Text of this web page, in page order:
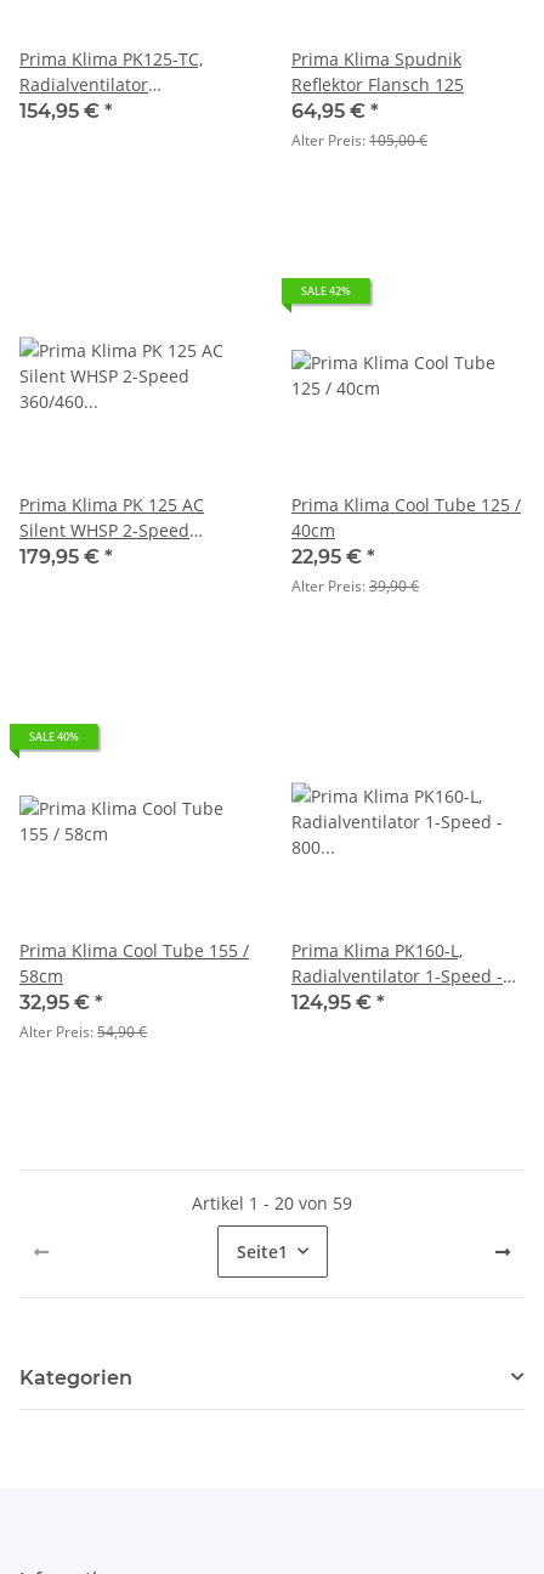
Prima Klima PK125-TC,
Radialventilator
Temp./Drehzahl 400 m³, FL
154,95 € *
Prima Klima Spudnik
Reflektor Flansch 125
64,95 € *
Alter Preis:105,00 €
Prima Klima PK 125 AC
Silent WHSP 2-Speed
360/460 m³, FL: 125
179,95 € *
SALE 42%
Prima Klima Cool Tube 125 /
40cm
22,95 € *
Alter Preis:39,90 €
SALE 40%
Prima Klima Cool Tube 155 /
58cm
32,95 € *
Alter Preis:54,90 €
Prima Klima PK160-L,
Radialventilator 1-Speed -
800 m³/h, FL 160
124,95 € *
Artikel 1 - 20 von 59
Seite1
Kategorien